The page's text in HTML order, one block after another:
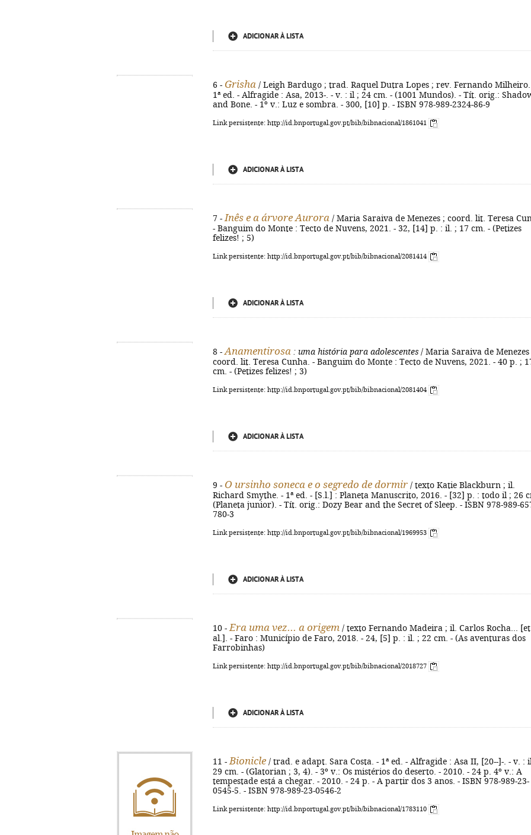
ADICIONAR À LISTA
6 - Grisha / Leigh Bardugo ; trad. Raquel Dutra Lopes ; rev. Fernando
1ª ed. - Alfragide : Asa, 2013-. - v. : il ; 24 cm. - (1001 Mundos). - Tít. orig.:
and Bone. - 1º v.: Luz e sombra. - 300, [10] p. - ISBN 978-989-2324-86-9
Link persistente: http://id.bnportugal.gov.pt/bib/bibnacional/1861041
ADICIONAR À LISTA
7 - Inês e a árvore Aurora / Maria Saraiva de Menezes ; coord. lit. Teresa
- Banguim do Monte : Tecto de Nuvens, 2021. - 32, [14] p. : il. ; 17 cm. - (Petizes
felizes! ; 5)
Link persistente: http://id.bnportugal.gov.pt/bib/bibnacional/2081414
ADICIONAR À LISTA
8 - Anamentirosa : uma história para adolescentes / Maria Saraiva de Menezes
coord. lit. Teresa Cunha. - Banguim do Monte : Tecto de Nuvens, 2021. - 40 p. ;
cm. - (Petizes felizes! ; 3)
Link persistente: http://id.bnportugal.gov.pt/bib/bibnacional/2081404
ADICIONAR À LISTA
9 - O ursinho soneca e o segredo de dormir / texto Katie Blackburn ; il.
Richard Smythe. - 1ª ed. - [S.l.] : Planeta Manuscrito, 2016. - [32] p. : todo il ; 26
(Planeta junior). - Tít. orig.: Dozy Bear and the Secret of Sleep. - ISBN 978-989-
780-3
Link persistente: http://id.bnportugal.gov.pt/bib/bibnacional/1969953
ADICIONAR À LISTA
10 - Era uma vez... a origem / texto Fernando Madeira ; il. Carlos Rocha... [et
al.]. - Faro : Município de Faro, 2018. - 24, [5] p. : il. ; 22 cm. - (As aventuras dos
Farrobinhas)
Link persistente: http://id.bnportugal.gov.pt/bib/bibnacional/2018727
ADICIONAR À LISTA
11 - Bionicle / trad. e adapt. Sara Costa. - 1ª ed. - Alfragide : Asa II, [20--]-. - v. :
29 cm. - (Glatorian ; 3, 4). - 3º v.: Os mistérios do deserto. - 2010. - 24 p. 4º v.: A
tempestade está a chegar. - 2010. - 24 p. - A partir dos 3 anos. - ISBN 978-989-23-
0545-5. - ISBN 978-989-23-0546-2
Link persistente: http://id.bnportugal.gov.pt/bib/bibnacional/1783110